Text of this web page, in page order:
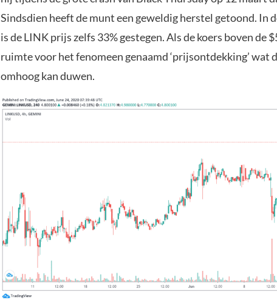
Sindsdien heeft de munt een geweldig herstel getoond. In
is de LINK prijs zelfs 33% gestegen. Als de koers boven de
ruimte voor het fenomeen genaamd ‘prijsontdekking’ wat
omhoog kan duwen.